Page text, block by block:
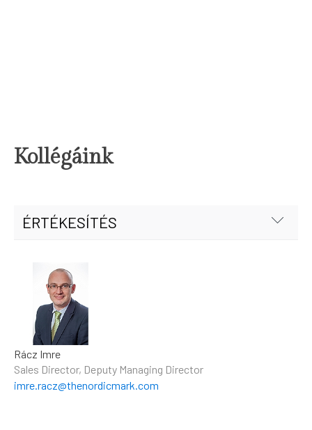
Kollégáink
ÉRTÉKESÍTÉS
Rácz Imre
Sales Director, Deputy Managing Director
imre.racz@thenordicmark.com